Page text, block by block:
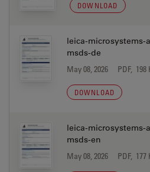
DOWNLOAD
leica-microsystems-
msds-de
May 08, 2026 PDF, 198
DOWNLOAD
leica-microsystems-
msds-en
May 08, 2026 PDF, 177